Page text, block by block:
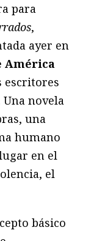
para
,
ayer en
América
escritores
Una novela
una
humano
en el
el
básico